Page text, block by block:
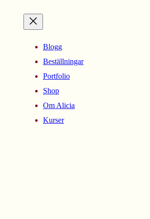
Blogg
Beställningar
Portfolio
Shop
Om Alicia
Kurser